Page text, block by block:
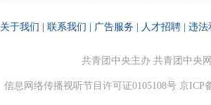
关于我们 联系我们 广告服务 人才招聘 违法
共青团中央主办 共青团中央
信息网络传播视听节目许可证0105108号 京ICP